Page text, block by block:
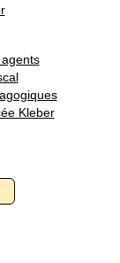
Kleber